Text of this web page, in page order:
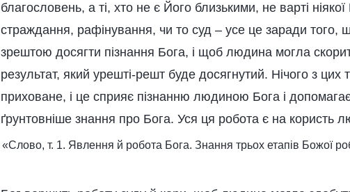
благословень, а ті, хто не є Його близькими, не варті
страждання, рафінування, чи то суд – усе це заради того,
зрештою досягти пізнання Бога, і щоб людина могла
результат, який урешті-решт буде досягнутий. Нічого з цих
приховане, і це сприяє пізнанню людиною Бога і
ґрунтовніше знання про Бога. Уся ця робота є на користь
«Слово, т. 1. Явлення й робота Бога. Знання трьох етапів Божої